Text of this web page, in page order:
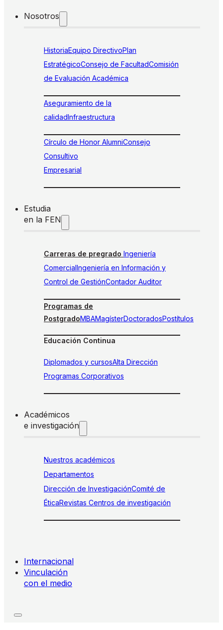
Nosotros
HistoriaEquipo DirectivoPlan
EstratégicoConsejo de FacultadComisión
de Evaluación Académica
Aseguramiento de la
calidadInfraestructura
Círculo de Honor AlumniConsejo
Consultivo
Empresarial
Estudia
en la FEN
Carreras de pregrado Ingeniería
ComercialIngeniería en Información y
Control de GestiónContador Auditor
Programas de
PostgradoMBAMagísterDoctoradosPostítulos
Educación Continua
Diplomados y cursosAlta Dirección
Programas Corporativos
Académicos
e investigación
Nuestros académicos
Departamentos
Dirección de InvestigaciónComité de
ÉticaRevistas Centros de investigación
Internacional
Vinculación
con el medio